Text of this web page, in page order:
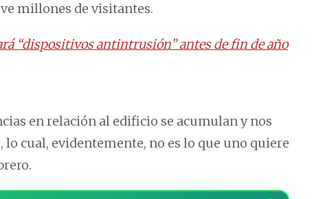
millones de visitantes.
“dispositivos antintrusión” antes de fin de año
en relación al edificio se acumulan y nos
cual, evidentemente, no es lo que uno quiere